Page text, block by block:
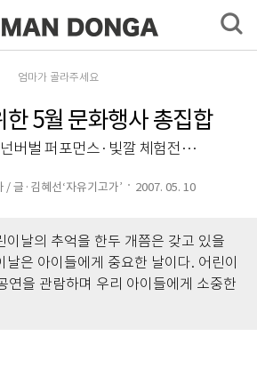
엄마가 골라주세요
한 5월 문화행사 총집합
버벌 퍼포먼스·빛깔 체험전…
/ 글·김혜선‘자유기고가’ 2007. 05. 10
이날의 추억을 한두 개쯤은 갖고 있을
은 아이들에게 중요한 날이다. 어린이
연을 관람하며 우리 아이들에게 소중한